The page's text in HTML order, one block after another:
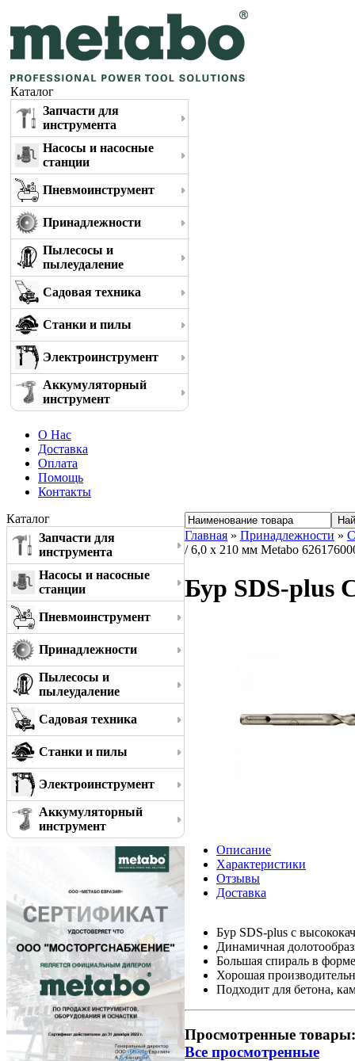
Каталог
Запчасти для
инструмента
Насосы и насосные
станции
Пневмоинструмент
Принадлежности
Пылесосы и
пылеудаление
Садовая техника
Станки и пилы
Электроинструмент
Аккумуляторный
инструмент
О Нас
Доставка
Оплата
Помощь
Контакты
Каталог
Запчасти для
инструмента
Насосы и насосные
станции
Пневмоинструмент
Принадлежности
Пылесосы и
пылеудаление
Садовая техника
Станки и пилы
Электроинструмент
Аккумуляторный
инструмент
Главная » Принадлежности »
/ 6,0 x 210 мм Metabo
Бур SDS-plus
Описание
Характеристики
Отзывы
Доставка
Бур SDS-plus с
Динамичная
Большая спираль в
Хорошая
Подходит для бетона,
Просмотренные товары:
Все просмотренные